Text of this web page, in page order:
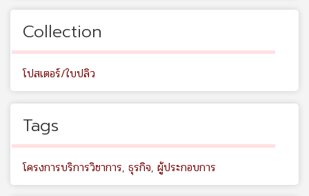
Collection
โปสเตอร์/ใบปลิว
Tags
โครงการบริการวิชาการ, ธุรกิจ, ผู้ประกอบการ